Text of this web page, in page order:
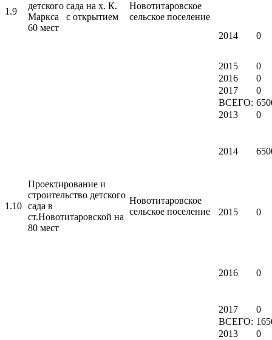
1.9
детского сада на х. К.
Маркса с открытием
60 мест
Новотитаровское
сельское поселение
2014
0
2015
0
2016
0
2017
0
1.10
Проектирование и
строительство детского
сада в
ст.Новотитаровской на
80 мест
Новотитаровское
сельское поселение
ВСЕГО:
2013
0
2014
2015 0
2016 0
2017 0
ВСЕГО:
2013
0